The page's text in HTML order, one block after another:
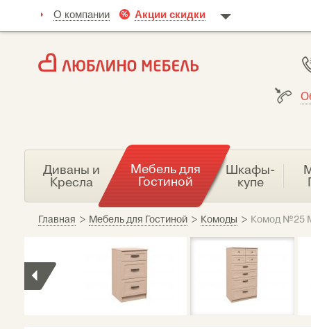
О компании Акции скидки
Диваны и
Кресла
Мебель для
Гостиной
Шкафы-
купе
Главная > Мебель для Гостиной > Комоды > Комод №25